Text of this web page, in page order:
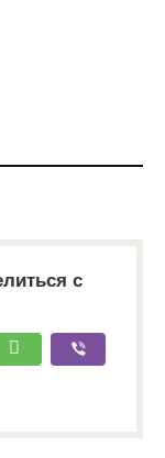
с